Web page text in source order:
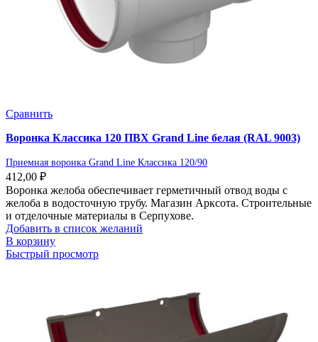
Сравнить
Воронка Классика 120 ПВХ Grand Line белая (RAL 9003)
Приемная воронка Grand Line Классика 120/90
412,00 ₽
Воронка желоба обеспечивает герметичный отвод воды с
желоба в водосточную трубу. Магазин Арксота. Строительные
и отделочные материалы в Серпухове.
Добавить в список желаний
В корзину
Быстрый просмотр